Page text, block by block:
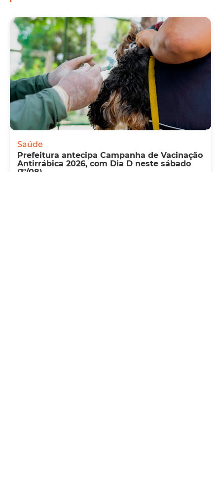
Saúde
Prefeitura antecipa Campanha de Vacinação
Antirrábica 2026, com Dia D neste sábado
(1º/08)